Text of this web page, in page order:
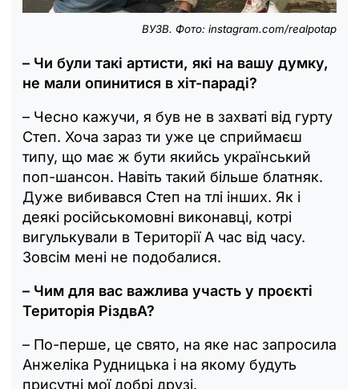
ВУЗВ. Фото: іnstagram.com/realpotap
– Чи були такі артисти, які на вашу думку,
не мали опинитися в хіт-параді?
– Чесно кажучи, я був не в захваті від гурту
Степ. Хоча зараз ти уже це сприймаєш
типу, що має ж бути якийсь український
поп-шансон. Навіть такий більше блатняк.
Дуже вибивався Степ на тлі інших. Як і
деякі російськомовні виконавці, котрі
вигулькували в Території А час від часу.
Зовсім мені не подобалися.
– Чим для вас важлива участь у проєкті
Територія РіздвА?
– По-перше, це свято, на яке нас запросила
Анжеліка Рудницька і на якому будуть
присутні мої добрі друзі.